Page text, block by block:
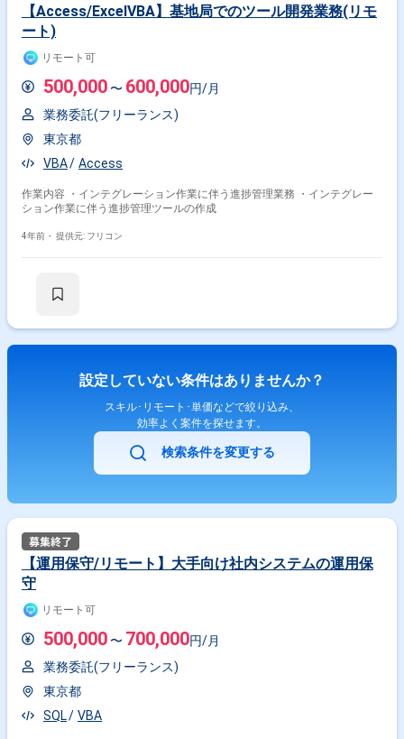
【Access/ExcelVBA】基地局でのツール開発業務(リモ
ート)
リモート可
500,000 〜 600,000円/月
業務委託(フリーランス)
東京都
VBA
Access
作業内容 ・インテグレーション作業に伴う進捗管理業務 ・インテグレー
ション作業に伴う進捗管理ツールの作成
4年前・ 提供元: フリコン
設定していない条件はありませんか？
スキル･リモート･単価などで絞り込み、
効率よく案件を探せます。
検索条件を変更する
【運用保守/リモート】大手向け社内システムの運用保
守
リモート可
500,000 〜 700,000円/月
業務委託(フリーランス)
東京都
SQL
VBA